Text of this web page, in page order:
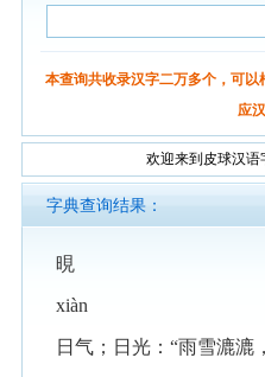
本查询共收录汉字二万多个，可
应汉
欢迎来到皮球汉语
字典查询结果：
晛
xiàn
日气；日光：“雨雪漉漉